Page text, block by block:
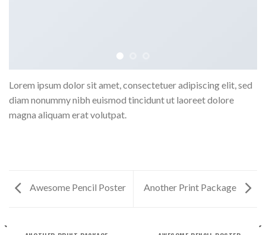
Lorem ipsum dolor sit amet, consectetuer adipiscing elit, sed
diam nonummy nibh euismod tincidunt ut laoreet dolore
magna aliquam erat volutpat.
Awesome Pencil Poster Another Print Package